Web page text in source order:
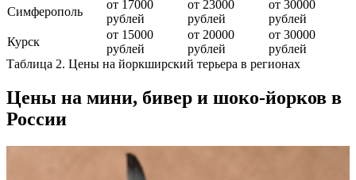
Симферополь
от 17000
рублей
от 23000
рублей
от 30000
рублей
Курск
от 15000
рублей
от 20000
рублей
от 30000
рублей
Таблица 2. Цены на йоркширский терьера в регионах
Цены на мини, бивер и шоко-йорков в
России